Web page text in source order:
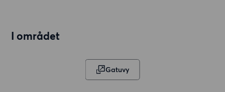
I området
Gatuvy